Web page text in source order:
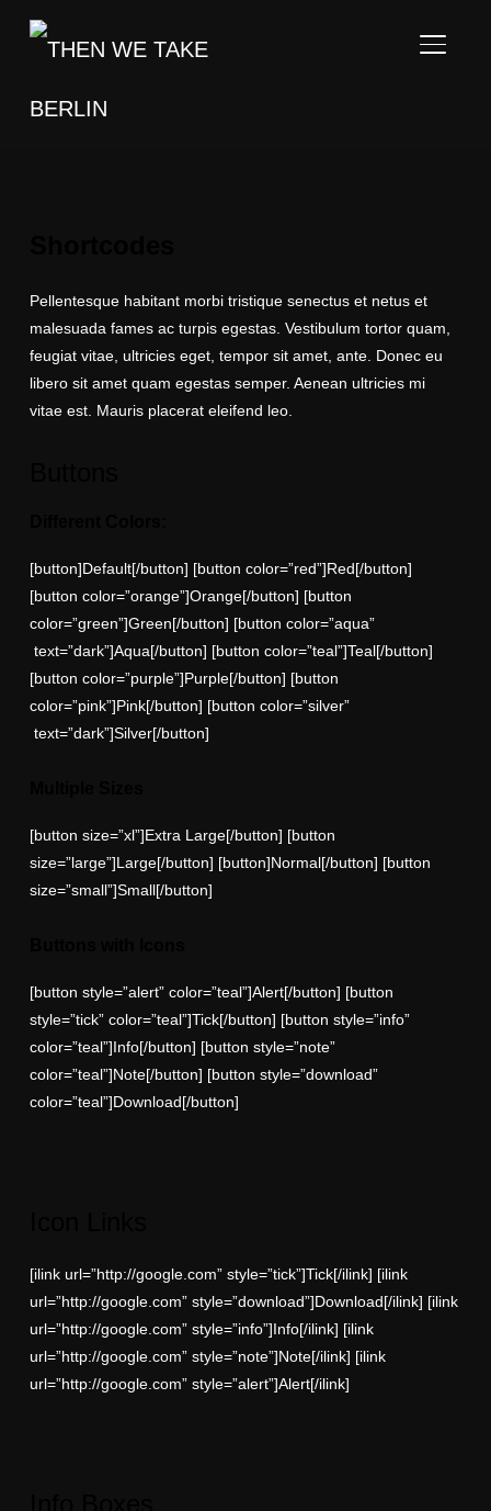
Pellentesque habitant morbi tristique senectus et netus et
malesuada fames ac turpis egestas. Vestibulum tortor quam,
feugiat vitae, ultricies eget, tempor sit amet, ante. Donec eu
libero sit amet quam egestas semper. Aenean ultricies mi
vitae est. Mauris placerat eleifend leo.
[button]Default[/button] [button color=”red”]Red[/button]
[button color=”orange”]Orange[/button] [button
color=”green”]Green[/button] [button color=”aqua”
text=”dark”]Aqua[/button] [button color=”teal”]Teal[/button]
[button color=”purple”]Purple[/button] [button
color=”pink”]Pink[/button] [button color=”silver”
text=”dark”]Silver[/button]
[button size=”xl”]Extra Large[/button] [button
size=”large”]Large[/button] [button]Normal[/button] [button
size=”small”]Small[/button]
[button style=”alert” color=”teal”]Alert[/button] [button
style=”tick” color=”teal”]Tick[/button] [button style=”info”
color=”teal”]Info[/button] [button style=”note”
color=”teal”]Note[/button] [button style=”download”
color=”teal”]Download[/button]
[ilink url=”http://google.com” style=”tick”]Tick[/ilink] [ilink
url=”http://google.com” style=”download”]Download[/ilink] [ilink
url=”http://google.com” style=”info”]Info[/ilink] [ilink
url=”http://google.com” style=”note”]Note[/ilink] [ilink
url=”http://google.com” style=”alert”]Alert[/ilink]